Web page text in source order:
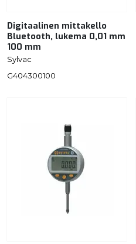
Digitaalinen mittakello
Bluetooth, lukema 0,01 mm
100 mm
Sylvac
G404300100